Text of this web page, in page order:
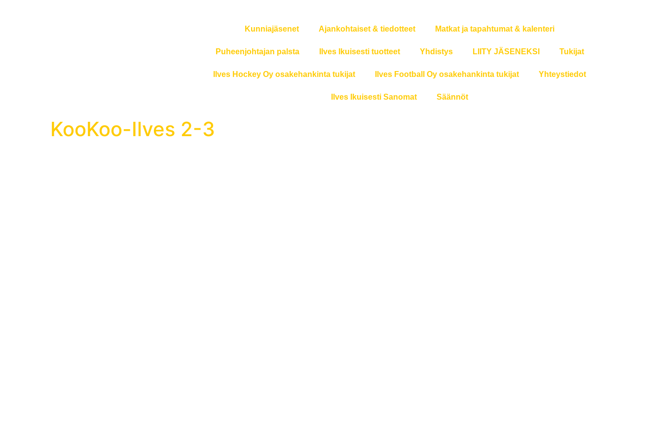
Kunniajäsenet Ajankohtaiset & tiedotteet Matkat ja tapahtumat & kalenteri
Puheenjohtajan palsta Ilves Ikuisesti tuotteet Yhdistys LIITY JÄSENEKSI Tukijat
Ilves Hockey Oy osakehankinta tukijat Ilves Football Oy osakehankinta tukijat Yhteystiedot
Ilves Ikuisesti Sanomat Säännöt
KooKoo-Ilves 2-3